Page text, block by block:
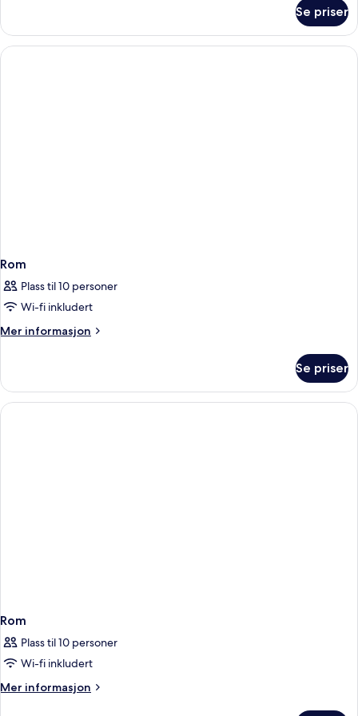
Se priser
Rom
Plass til 10 personer
Wi-fi inkludert
Mer informasjon
Mer
Se priser
Rom
Plass til 10 personer
Wi-fi inkludert
Mer informasjon
Mer